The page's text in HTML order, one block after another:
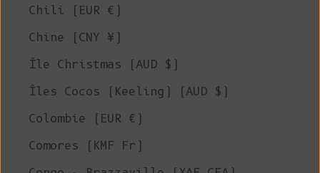
Chili (EUR €)
Chine (CNY ¥)
Île Christmas (AUD $)
Îles Cocos (Keeling) (AUD $)
Colombie (EUR €)
Comores (KMF Fr)